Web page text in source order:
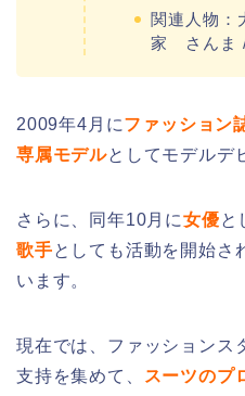
関連人物
家 さんま
2009年4月にファッション
専属モデルとしてモデルデ
さらに、同年10月に女優と
歌手としても活動を開始さ
います。
現在では、ファッションス
支持を集めて、
スーツのプ